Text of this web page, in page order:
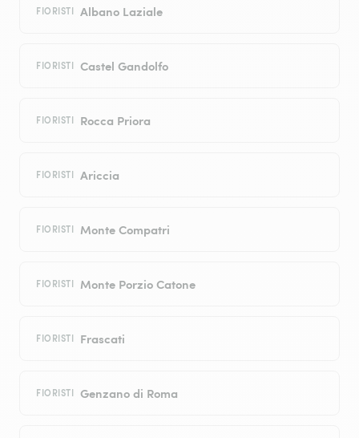
FIORISTI Albano Laziale
FIORISTI Castel Gandolfo
FIORISTI Rocca Priora
FIORISTI Ariccia
FIORISTI Monte Compatri
FIORISTI Monte Porzio Catone
FIORISTI Frascati
FIORISTI Genzano di Roma